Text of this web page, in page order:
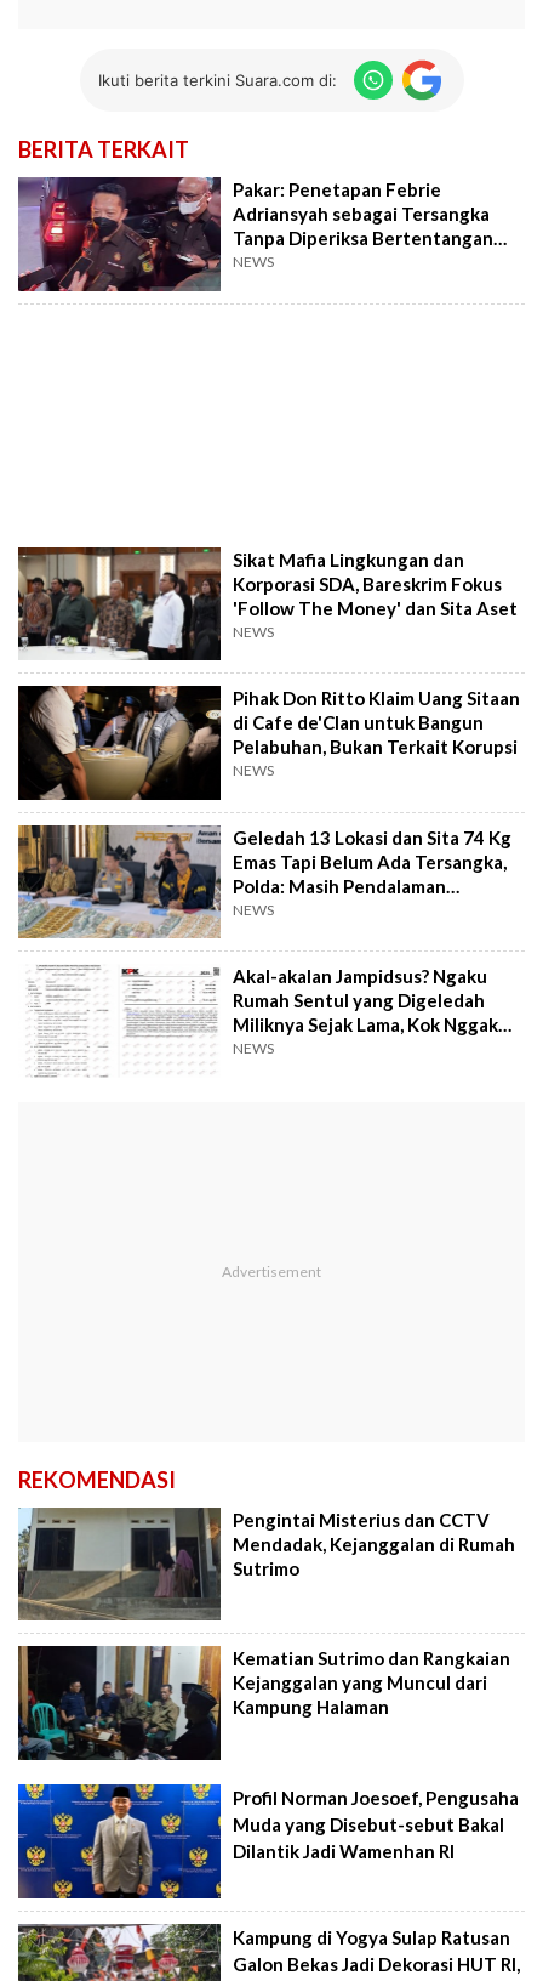
Ikuti berita terkini Suara.com di:
BERITA TERKAIT
Pakar: Penetapan Febrie
Adriansyah sebagai Tersangka
Tanpa Diperiksa Bertentangan
dengan Konstitusi
NEWS
Sikat Mafia Lingkungan dan
Korporasi SDA, Bareskrim Fokus
'Follow The Money' dan Sita Aset
NEWS
Pihak Don Ritto Klaim Uang Sitaan
di Cafe de'Clan untuk Bangun
Pelabuhan, Bukan Terkait Korupsi
NEWS
Geledah 13 Lokasi dan Sita 74 Kg
Emas Tapi Belum Ada Tersangka,
Polda: Masih Pendalaman
Paripurna
NEWS
Akal-akalan Jampidsus? Ngaku
Rumah Sentul yang Digeledah
Miliknya Sejak Lama, Kok Nggak
Masuk LHKPN!
NEWS
REKOMENDASI
Pengintai Misterius dan CCTV
Mendadak, Kejanggalan di Rumah
Sutrimo
Kematian Sutrimo dan Rangkaian
Kejanggalan yang Muncul dari
Kampung Halaman
Profil Norman Joesoef, Pengusaha
Muda yang Disebut-sebut Bakal
Dilantik Jadi Wamenhan RI
Kampung di Yogya Sulap Ratusan
Galon Bekas Jadi Dekorasi HUT RI,